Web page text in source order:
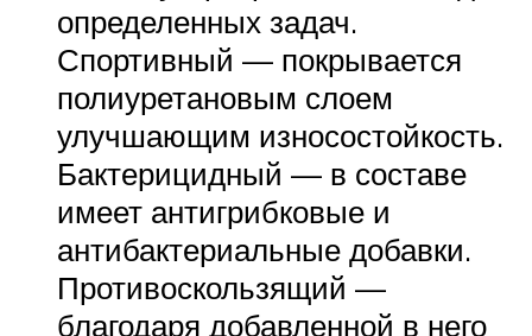
определенных задач.
Спортивный — покрывается
полиуретановым слоем
улучшающим износостойкость.
Бактерицидный — в составе
имеет антигрибковые и
антибактериальные добавки.
Противоскользящий —
благодаря добавленной в него